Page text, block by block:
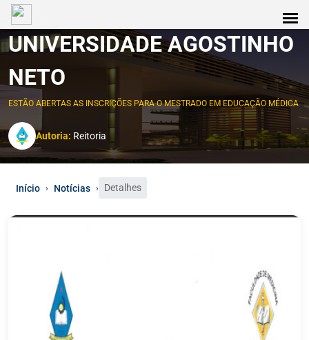
UNIVERSIDADE AGOSTINHO
NETO
ESTÃO ABERTAS AS INSCRIÇÕES PARA O MESTRADO EM EDUCAÇÃO MÉDICA
Autoria: Reitoria
Início › Notícias › Detalhes